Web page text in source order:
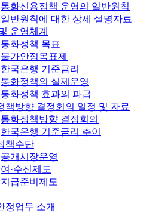
통화신용정책 운영의 일반원칙
일반원칙에 대한 상세 설명자료
운영체계
통화정책 목표
물가안정목표제
한국은행 기준금리
통화정책의 실제운영
통화정책 효과의 파급
책방향 결정회의 일정 및 자료
통화정책방향 결정회의
한국은행 기준금리 추이
책수단
공개시장운영
여·수신제도
지급준비제도
정업무 소개